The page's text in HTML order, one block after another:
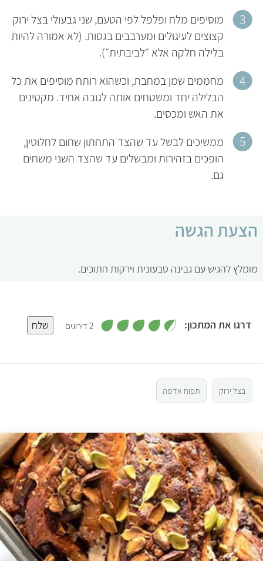
מוסיפים מלח ופלפל לפי הטעם, שני גבעולי בצל ירוק
קצוצים לעיגולים ומערבבים בגסות. (לא אמורה להיות
בלילה חלקה אלא ״לביבתית״).
מחממים שמן במחבת, וכשהוא רותח מוסיפים את כל
הבלילה יחד ומשטחים אותה לגובה אחיד. מקטינים
את האש ומכסים.
ממשיכים לבשל עד שהצד התחתון שחום לחלוטין,
הופכים בזהירות ומבשלים עד שהצד השני משחים
גם.
הצעת הגשה
מומלץ להגיש עם גבינה טבעונית וירקות חתוכים.
דרגו את המתכון:
3
2
2 דירוגים 4 שלח
בצל ירוק תפוח אדמה